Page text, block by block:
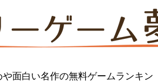
面白い名作の無料ゲームランキン